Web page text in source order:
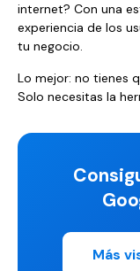
internet? Con una
experiencia de los
tu negocio.
Lo mejor: no tienes
Solo necesitas la
Más